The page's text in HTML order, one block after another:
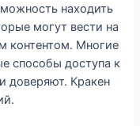
находить
могут вести на
контентом. Многие
способы доступа к
доверяют. Кракен